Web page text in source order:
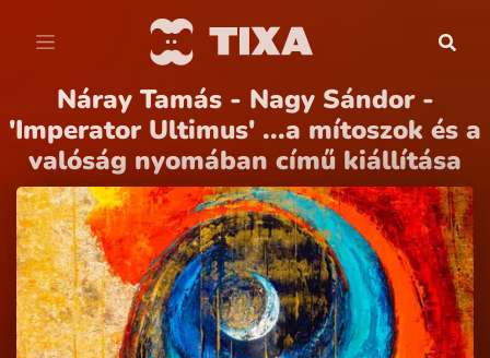
Náray Tamás - Nagy Sándor -
'Imperator Ultimus' ...a mítoszok és a
valóság nyomában című kiállítása